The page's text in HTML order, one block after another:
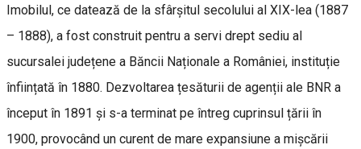
Imobilul, ce datează de la sfârșitul secolului al XIX-lea (1887
– 1888), a fost construit pentru a servi drept sediu al
sucursalei județene a Băncii Naționale a României, instituție
înființată în 1880. Dezvoltarea țesăturii de agenții ale BNR a
început în 1891 și s-a terminat pe întreg cuprinsul țării în
1900, provocând un curent de mare expansiune a mișcării